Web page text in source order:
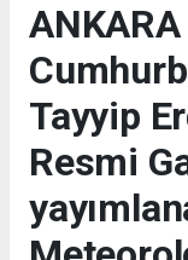
Tayyip
Resmi